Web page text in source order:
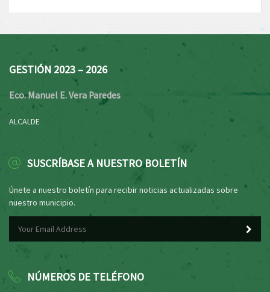
GESTIÓN 2023 – 2026
Eco. Manuel E. Vera Paredes
ALCALDE
SUSCRÍBASE A NUESTRO BOLETÍN
Únete a nuestro boletín para recibir noticias actualizadas sobre
nuestro municipio.
NÚMEROS DE TELÉFONO